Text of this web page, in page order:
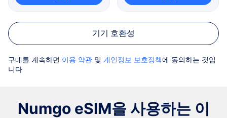
기기 호환성
구매를 계속하면 이용 약관 및 개인정보 보호정책에 동의하는 것입
니다
Numgo eSIM을 사용하는 이